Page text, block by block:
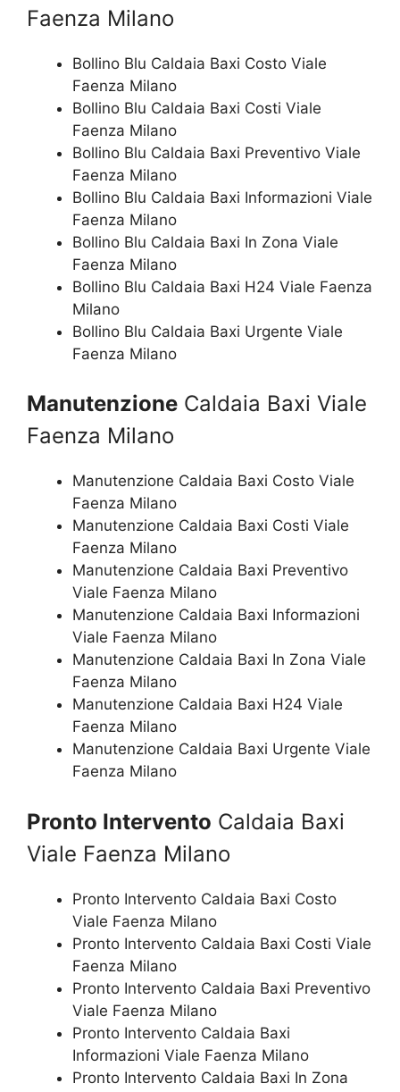
Faenza Milano
Bollino Blu Caldaia Baxi Costo Viale
Faenza Milano
Bollino Blu Caldaia Baxi Costi Viale
Faenza Milano
Bollino Blu Caldaia Baxi Preventivo Viale
Faenza Milano
Bollino Blu Caldaia Baxi Informazioni Viale
Faenza Milano
Bollino Blu Caldaia Baxi In Zona Viale
Faenza Milano
Bollino Blu Caldaia Baxi H24 Viale Faenza
Milano
Bollino Blu Caldaia Baxi Urgente Viale
Faenza Milano
Manutenzione Caldaia Baxi Viale
Faenza Milano
Manutenzione Caldaia Baxi Costo Viale
Faenza Milano
Manutenzione Caldaia Baxi Costi Viale
Faenza Milano
Manutenzione Caldaia Baxi Preventivo
Viale Faenza Milano
Manutenzione Caldaia Baxi Informazioni
Viale Faenza Milano
Manutenzione Caldaia Baxi In Zona Viale
Faenza Milano
Manutenzione Caldaia Baxi H24 Viale
Faenza Milano
Manutenzione Caldaia Baxi Urgente Viale
Faenza Milano
Pronto Intervento Caldaia Baxi
Viale Faenza Milano
Pronto Intervento Caldaia Baxi Costo
Viale Faenza Milano
Pronto Intervento Caldaia Baxi Costi Viale
Faenza Milano
Pronto Intervento Caldaia Baxi Preventivo
Viale Faenza Milano
Pronto Intervento Caldaia Baxi
Informazioni Viale Faenza Milano
Pronto Intervento Caldaia Baxi In Zona